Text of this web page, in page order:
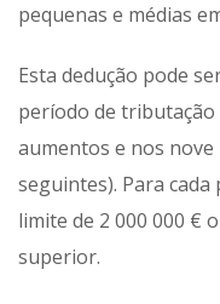
pequenas e médias
Esta dedução pode
período de tributação
aumentos e nos
seguintes). Para
limite de 2 000 000 €
superior.